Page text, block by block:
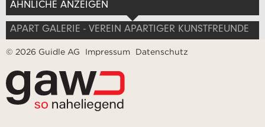
Nachricht
ÄHNLICHE ANZEIGEN
APART GALERIE - VEREIN APARTIGER KUNSTFREUNDE
© 2026 Guidle AG Impressum Datenschutz